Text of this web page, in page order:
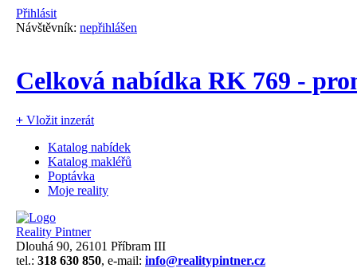
Přihlásit
Návštěvník: nepřihlášen
Celková nabídka RK 769 -
+ Vložit inzerát
Katalog nabídek
Katalog makléřů
Poptávka
Moje reality
Reality Pintner
Dlouhá 90, 26101 Příbram III
tel.: 318 630 850, e-mail: info@realitypintner.cz